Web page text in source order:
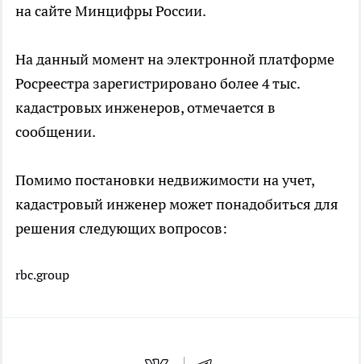
на сайте Минцифры России.
На данный момент на электронной платформе
Росреестра зарегистрировано более 4 тыс.
кадастровых инженеров, отмечается в
сообщении.
Помимо постановки недвижимости на учет,
кадастровый инженер может понадобиться для
решения следующих вопросов:
rbc.group